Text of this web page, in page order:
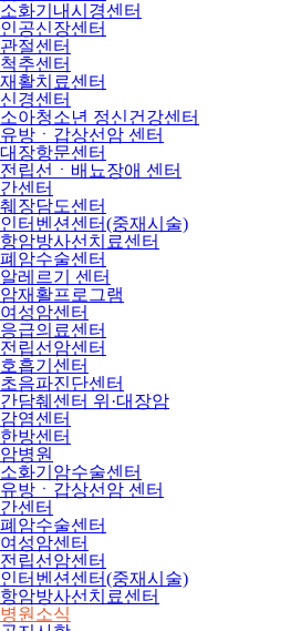
소화기내시경센터
인공신장센터
관절센터
척추센터
재활치료센터
신경센터
소아청소년 정신건강센터
유방ㆍ갑상선암 센터
대장항문센터
전립선ㆍ배뇨장애 센터
간센터
췌장담도센터
인터벤션센터(중재시술)
항암방사선치료센터
폐암수술센터
알레르기 센터
암재활프로그램
여성암센터
응급의료센터
전립선암센터
호흡기센터
초음파진단센터
간담췌센터 위·대장암
감염센터
한방센터
암병원
소화기암수술센터
유방ㆍ갑상선암 센터
간센터
폐암수술센터
여성암센터
전립선암센터
인터벤션센터(중재시술)
항암방사선치료센터
병원소식